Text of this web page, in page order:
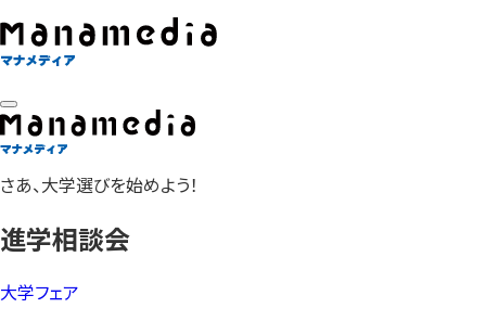
さあ、大学選びを始めよう！
進学相談会
大学フェア